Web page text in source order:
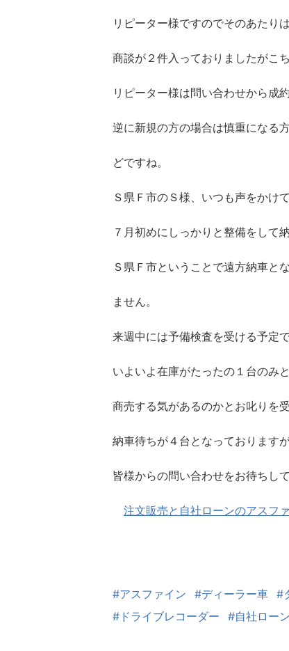
リピーター様ですのでそのあたり
商談が２件入っておりましたがこ
リピーター様は問い合わせから成
逆に新規の方の場合は慎重になる
どですね。
Ｓ県Ｆ市のＳ様、いつも声をかけ
７月初めにしっかりと整備をして
Ｓ県Ｆ市ということで遠方納車と
ません。
来週中には予備検査を受ける予定で
いよいよ在庫がたったの１台のみ
商売する気があるのかとお叱りを
納車待ちが４台となっております
皆様からの問い合わせをお待ちして
注文販売と自社ローンのアスフ
#アスファイン #ディーラー車 #
#ドライブレコーダー
#自社ローン